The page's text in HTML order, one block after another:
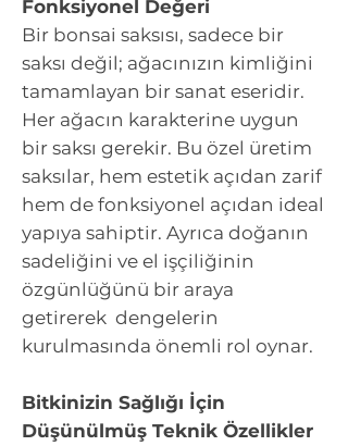
Fonksiyonel Değeri
Bir bonsai saksısı, sadece bir
saksı değil; ağacınızın kimliğini
tamamlayan bir sanat eseridir.
Her ağacın karakterine uygun
bir saksı gerekir. Bu özel üretim
saksılar, hem estetik açıdan zarif
hem de fonksiyonel açıdan ideal
yapıya sahiptir. Ayrıca doğanın
sadeliğini ve el işçiliğinin
özgünlüğünü bir araya
getirerek dengelerin
kurulmasında önemli rol oynar.
Bitkinizin Sağlığı İçin
Düşünülmüş Teknik Özellikler